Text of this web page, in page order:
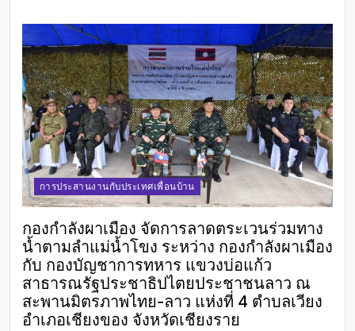
การประสานงานกับประเทศเพื่อนบ้าน
กองกำลังผาเมือง จัดการลาดตระเวนร่วมทาง
น้ำตามลำแม่น้ำโขง ระหว่าง กองกำลังผาเมือง
กับ กองบัญชาการทหาร แขวงบ่อแก้ว
สาธารณรัฐประชาธิปไตยประชาชนลาว ณ
สะพานมิตรภาพไทย-ลาว แห่งที่ 4 ตำบลเวียง
อำเภอเชียงของ จังหวัดเชียงราย